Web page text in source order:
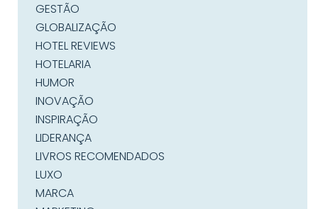
GESTÃO
GLOBALIZAÇÃO
HOTEL REVIEWS
HOTELARIA
HUMOR
INOVAÇÃO
INSPIRAÇÃO
LIDERANÇA
LIVROS RECOMENDADOS
LUXO
MARCA